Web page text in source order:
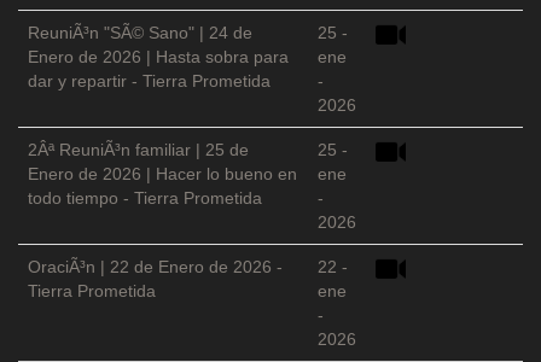
ReuniÃ³n "SÃ© Sano" | 24 de
Enero de 2026 | Hasta sobra para
dar y repartir - Tierra Prometida
25 -
ene
-
2026
2Âª ReuniÃ³n familiar | 25 de
Enero de 2026 | Hacer lo bueno en
todo tiempo - Tierra Prometida
25 -
ene
-
2026
OraciÃ³n | 22 de Enero de 2026 -
Tierra Prometida
22 -
ene
-
2026